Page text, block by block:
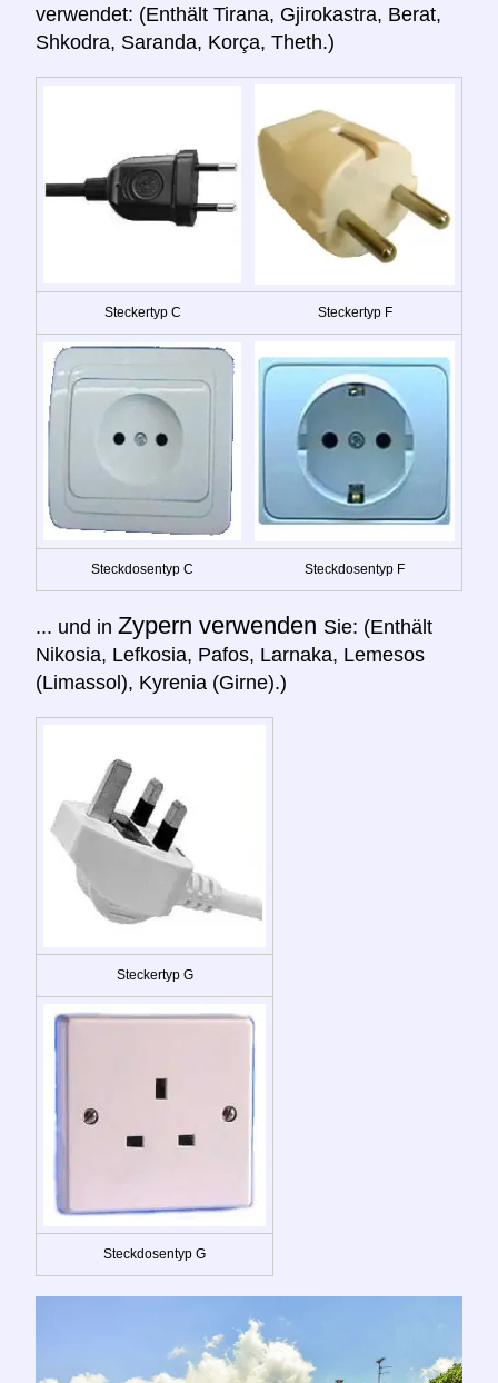
verwendet: (Enthält Tirana, Gjirokastra, Berat,
Shkodra, Saranda, Korça, Theth.)
Steckertyp C Steckertyp F
Steckdosentyp C Steckdosentyp F
... und in Zypern verwenden Sie: (Enthält
Nikosia, Lefkosia, Pafos, Larnaka, Lemesos
(Limassol), Kyrenia (Girne).)
Steckertyp G
Steckdosentyp G